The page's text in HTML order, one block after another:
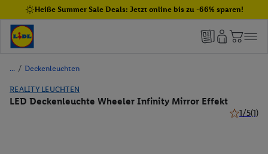
Heiße Summer Sale Deals: Jetzt online bis zu -66% sparen!
/ Deckenleuchten
REALITY LEUCHTEN
LED Deckenleuchte Wheeler Infinity Mirror Effekt
1/5(1)